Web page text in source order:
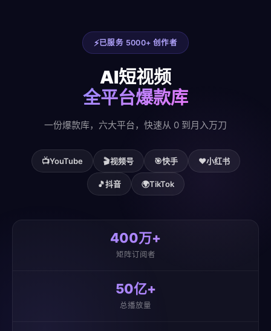
已服务 5000+ 创作者
AI短视频
全平台爆款库
一份爆款库，六大平台，快速从 0 到月入万刀
📺YouTube 🎬视频号 🎯快手 ❤️小红书
🎵抖音 🌍TikTok
400万+
矩阵订阅者
50亿+
总播放量